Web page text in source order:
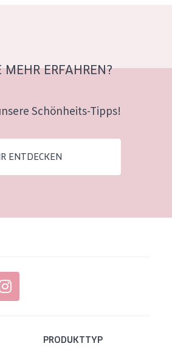
MEHR ERFAHREN?
Schönheits-Tipps!
ENTDECKEN
PRODUKTTYP